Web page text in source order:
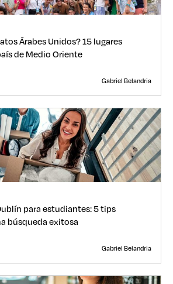
Árabes Unidos? 15 lugares
de Medio Oriente
Gabriel Belandria
para estudiantes: 5 tips
búsqueda exitosa
Gabriel Belandria